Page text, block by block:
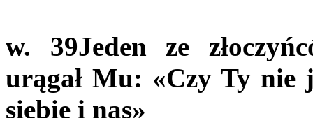
w. 39Jeden ze
urągał Mu: «Czy Ty nie
siebie i nas»